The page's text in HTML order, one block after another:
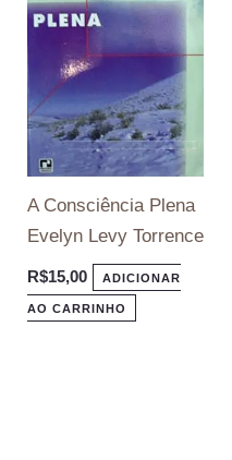
A Consciência Plena
Evelyn Levy Torrence
R$15,00 ADICIONAR
AO CARRINHO